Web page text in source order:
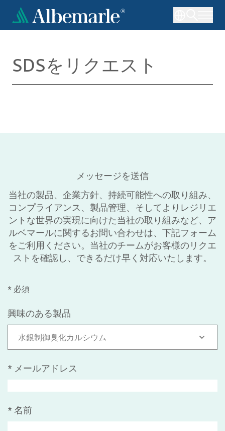
ン
SDSをリクエスト
メッセージを送信
当社の製品、企業方針、持続可能性への取り組み、
コンプライアンス、製品管理、そしてよりレジリエ
ントな世界の実現に向けた当社の取り組みなど、ア
ルベマールに関するお問い合わせは、下記フォーム
をご利用ください。当社のチームがお客様のリクエ
ストを確認し、できるだけ早く対応いたします。
* 必須
興味のある製品
水銀制御臭化カルシウム
* メールアドレス
* 名前